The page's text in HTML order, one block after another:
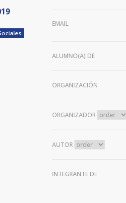
EMAIL
ALUMNO(A) DE
ORGANIZACIÓN
ORGANIZADOR
AUTOR
INTEGRANTE DE